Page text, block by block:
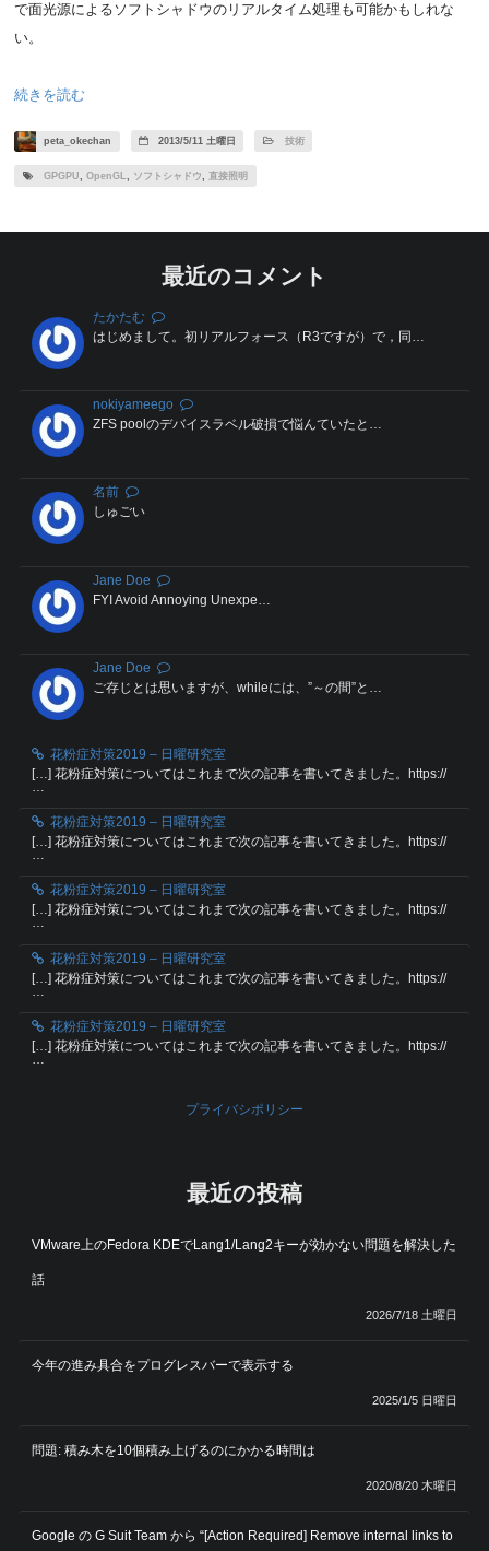
で面光源によるソフトシャドウのリアルタイム処理も可能かもしれな
い。
続きを読む
peta_okechan 2013/5/11 土曜日 技術
GPGPU,OpenGL, ソフトシャドウ,直接照明
最近のコメント
たかたむ
はじめまして。初リアルフォース（R3ですが）で，同…
nokiyameego
ZFS poolのデバイスラベル破損で悩んていたと…
名前
しゅごい
Jane Doe
FYI Avoid Annoying Unexpe…
Jane Doe
ご存じとは思いますが、whileには、”～の間”と…
花粉症対策2019 – 日曜研究室
[…] 花粉症対策についてはこれまで次の記事を書いてきました。https://
…
花粉症対策2019 – 日曜研究室
[…] 花粉症対策についてはこれまで次の記事を書いてきました。https://
…
花粉症対策2019 – 日曜研究室
[…] 花粉症対策についてはこれまで次の記事を書いてきました。https://
…
花粉症対策2019 – 日曜研究室
[…] 花粉症対策についてはこれまで次の記事を書いてきました。https://
花粉症対策2019 – 日曜研究室
[…] 花粉症対策についてはこれまで次の記事を書いてきました。https://
プライバシポリシー
最近の投稿
VMware上のFedora KDEでLang1/Lang2キーが効かない問題を解決した
話
2026/7/18 土曜日
今年の進み具合をプログレスバーで表示する
2025/1/5 日曜日
問題: 積み木を10個積み上げるのにかかる時間は
2020/8/20 木曜日
Google の G Suit Team から “[Action Required] Remove internal links to